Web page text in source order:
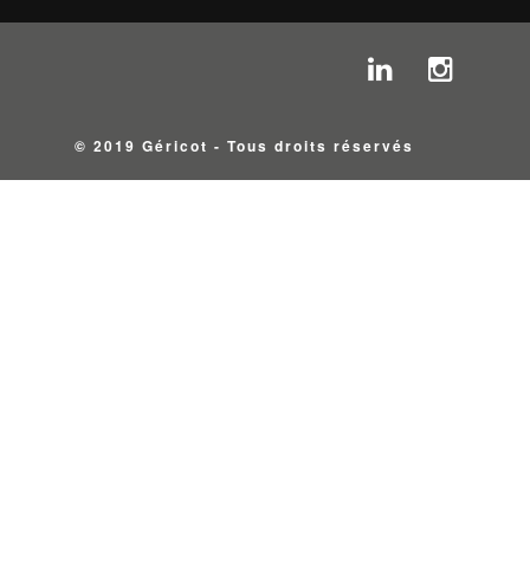
© 2019 Géricot - Tous droits réservés